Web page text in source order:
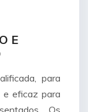
E
para
e eficaz para
Os